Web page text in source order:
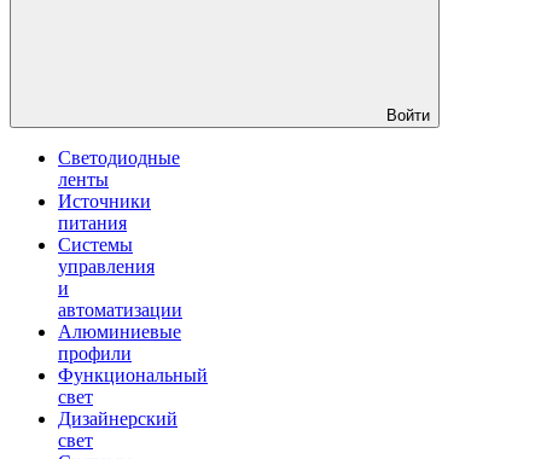
Войти
Светодиодные
ленты
Источники
питания
Системы
управления
и
автоматизации
Алюминиевые
профили
Функциональный
свет
Дизайнерский
свет